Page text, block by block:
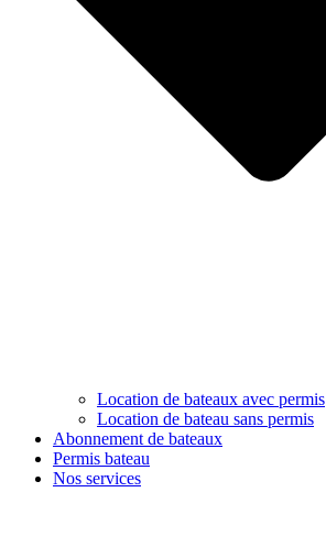
Location de bateaux avec permis
Location de bateau sans permis
Abonnement de bateaux
Permis bateau
Nos services